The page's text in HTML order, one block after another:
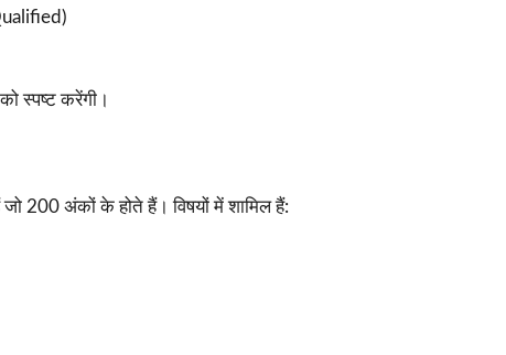
स्पष्ट करेंगी।
200 अंकों के होते हैं। विषयों में शामिल हैं: